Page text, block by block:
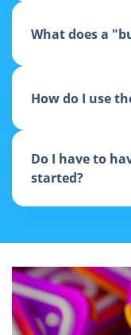
What does a
How do I use
Do I have to
started?